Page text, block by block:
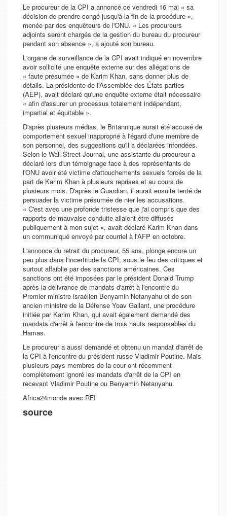
Le procureur de la CPI a annoncé ce vendredi 16 mai « sa
décision de prendre congé jusqu'à la fin de la procédure »,
menée par des enquêteurs de l'ONU. « Les procureurs
adjoints seront chargés de la gestion du bureau du procureur
pendant son absence », a ajouté son bureau.
L'organe de surveillance de la CPI avait indiqué en novembre
avoir sollicité une enquête externe sur des allégations de
« faute présumée » de Karim Khan, sans donner plus de
détails. La présidente de l'Assemblée des États parties
(AEP), avait déclaré qu'une enquête externe était nécessaire
« afin d'assurer un processus totalement indépendant,
impartial et équitable ».
D'après plusieurs médias, le Britannique aurait été accusé de
comportement sexuel inapproprié à l'égard d'une membre de
son personnel, des suggestions qu'il a déclarées infondées.
Selon le Wall Street Journal, une assistante du procureur a
déclaré lors d'un témoignage face à des représentants de
l'ONU avoir été victime d'attouchements sexuels forcés de la
part de Karim Khan à plusieurs reprises et au cours de
plusieurs mois. D'après le Guardian, il aurait ensuite tenté de
persuader la victime présumée de nier les accusations.
« C'est avec une profonde tristesse que j'ai compris que des
rapports de mauvaise conduite allaient être diffusés
publiquement à mon sujet », avait déclaré Karim Khan dans
un communiqué envoyé par courriel à l'AFP en octobre.
L'annonce du retrait du procureur, 55 ans, plonge encore un
peu plus dans l'incertitude la CPI, sous le feu des critiques et
surtout affaiblie par des sanctions américaines. Ces
sanctions ont été imposées par le président Donald Trump
après la délivrance de mandats d'arrêt à l'encontre du
Premier ministre israélien Benyamin Netanyahu et de son
ancien ministre de la Défense Yoav Gallant, une procédure
initiée par Karim Khan, qui avait également demandé des
mandats d'arrêt à l'encontre de trois hauts responsables du
Hamas.
Le procureur a aussi demandé et obtenu un mandat d'arrêt de
la CPI à l'encontre du président russe Vladimir Poutine. Mais
plusieurs pays membres de la cour ont récemment
complètement ignoré les mandats d'arrêt de la CPI en
recevant Vladimir Poutine ou Benyamin Netanyahu.
Africa24monde avec RFI
source